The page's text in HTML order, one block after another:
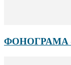
ФОНОГРАМА –